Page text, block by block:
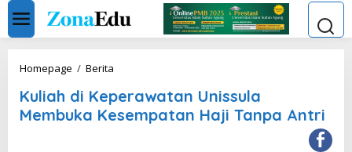
Skip
content
Homepage / Berita
Keperawatan
Unissula
Membuka
Kuliah di Keperawatan Unissula
Membuka Kesempatan Haji Tanpa Antri